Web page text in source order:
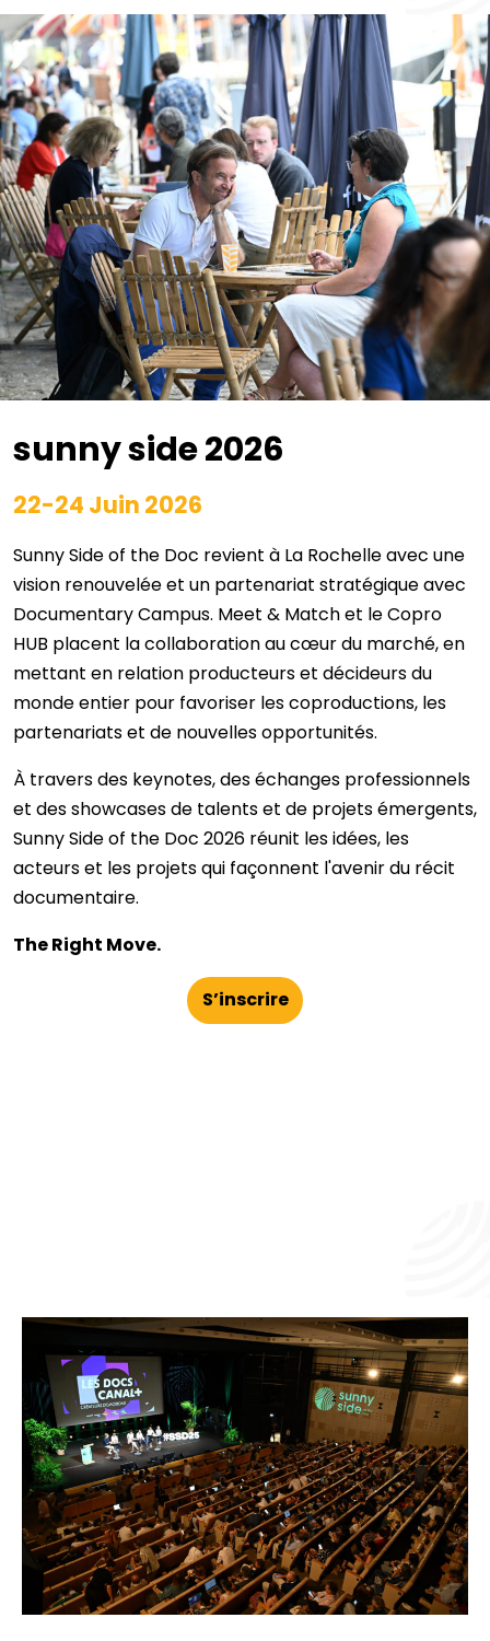
sunny side 2026
22-24 Juin 2026
Sunny Side of the Doc revient à La Rochelle avec une
vision renouvelée et un partenariat stratégique avec
Documentary Campus. Meet & Match et le Copro
HUB placent la collaboration au cœur du marché, en
mettant en relation producteurs et décideurs du
monde entier pour favoriser les coproductions, les
partenariats et de nouvelles opportunités.
À travers des keynotes, des échanges professionnels
et des showcases de talents et de projets émergents,
Sunny Side of the Doc 2026 réunit les idées, les
acteurs et les projets qui façonnent l'avenir du récit
documentaire.
The Right Move.
S’inscrire